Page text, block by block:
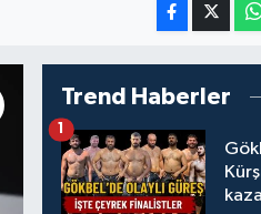
Trend Haberler
1